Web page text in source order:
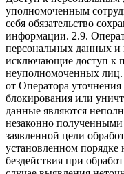
уполномоченным
себя обязательство
информации. 2.9.
персональных данных
исключающие доступ к
неуполномоченных лиц.
от Оператора
блокирования или
данные являются
незаконно
заявленной цели
установленном порядке
бездействия при